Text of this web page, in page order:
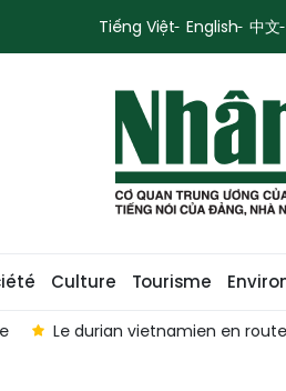
Tiếng Việt English 中文
Culture Tourisme
Le durian vietnamien en